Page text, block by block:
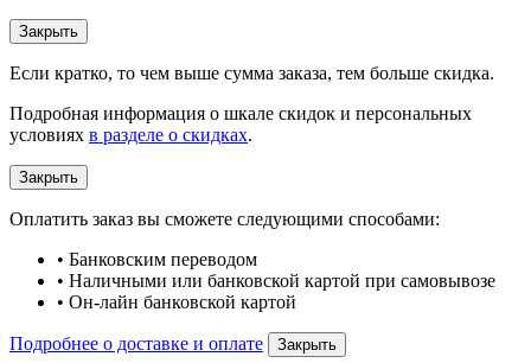
Закрыть
Если кратко, то чем выше сумма заказа, тем больше скидка.
Подробная информация о шкале скидок и персональных
условиях в разделе о скидках.
Закрыть
Оплатить заказ вы сможете следующими способами:
• Банковским переводом
• Наличными или банковской картой при самовывозе
• Он-лайн банковской картой
Подробнее о доставке и оплате Закрыть